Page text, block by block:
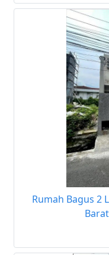
Rumah Bagus 2